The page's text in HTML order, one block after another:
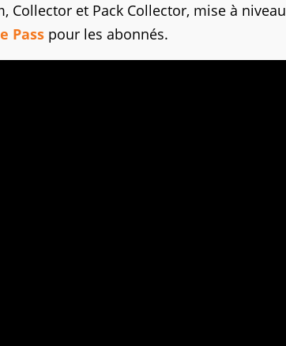
et Pack Collector, mise à niveau
Pass pour les abonnés.